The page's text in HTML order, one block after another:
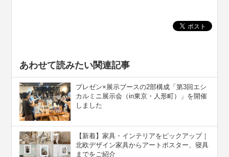
あわせて読みたい関連記事
プレゼン×展示ブースの2部構成「第3回エシ
カルミニ展示会（in東京・人形町）」を開催
しました
【新着】家具・インテリアをピックアップ｜
北欧デザイン家具からアートポスター、寝具
までをご紹介